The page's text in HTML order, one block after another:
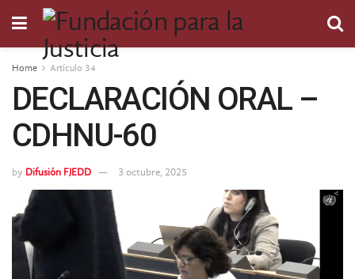
Home Artículo 34
DECLARACIÓN ORAL –
CDHNU-60
by Difusión FJEDD 3 octubre, 2025